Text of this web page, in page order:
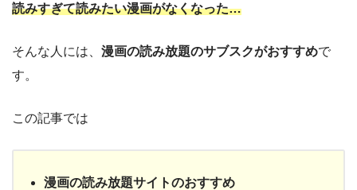
読みすぎて読みたい漫画がなくなった…
そんな人には、 漫画の読み放題のサブスクがおすすめで
す。
この記事では
漫画の読み放題サイトのおすすめ